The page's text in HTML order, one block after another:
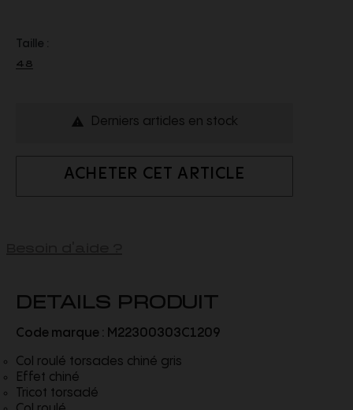
Taille :
48
 Derniers articles en stock
ACHETER CET ARTICLE
DETAILS PRODUIT
Code marque : M22300303C1209
Col roulé torsades chiné gris
Effet chiné
Tricot torsadé